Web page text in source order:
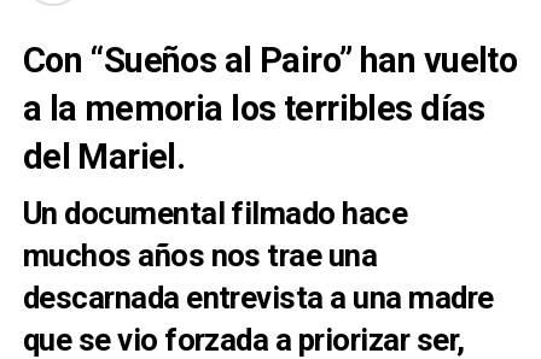
Con “Sueños al Pairo” han vuelto
a la memoria los terribles días
del Mariel.
Un documental filmado hace
muchos años nos trae una
descarnada entrevista a una madre
que se vio forzada a priorizar ser,